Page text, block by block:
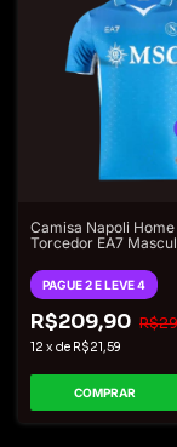
Camisa Napoli
Torcedor EA7
PAGUE 2 E LEVE 4
R$209,90
12 x de R$21,59
COMPRAR